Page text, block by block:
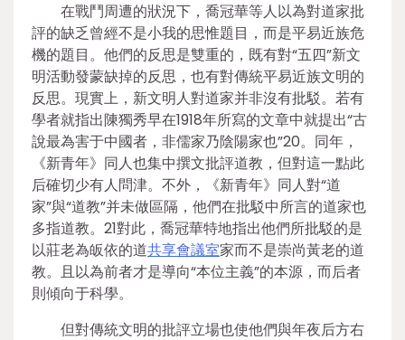
在戰鬥周遭的狀況下，喬冠華等人以為對道家批
評的缺乏曾經不是小我的思惟題目，而是平易近族危
機的題目。他們的反思是雙重的，既有對“五四”新文
明活動發蒙缺掉的反思，也有對傳統平易近族文明的
反思。現實上，新文明人對道家并非沒有批駁。若有
學者就指出陳獨秀早在1918年所寫的文章中就提出“古
說最為害于中國者，非儒家乃陰陽家也”20。同年，
《新青年》同人也集中撰文批評道教，但對這一點此
后確切少有人問津。不外，《新青年》同人對“道
家”與“道教”并未做區隔，他們在批駁中所言的道家也
多指道教。21對此，喬冠華特地指出他們所批駁的是
以莊老為皈依的道共享會議室家而不是崇尚黃老的道
教。且以為前者才是導向“本位主義”的本源，而后者
則傾向于科學。
但對傳統文明的批評立場也使他們與年夜后方右